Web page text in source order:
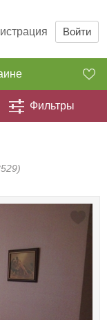
Войти
Фильтры